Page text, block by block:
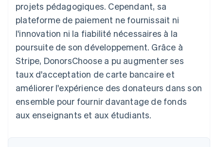
Radar
Prévention de la fraude
Atlas
Constitution de start-up
Élimination du carbone
Identity
Vérification de l'identité
Écosystème
Partenaires
Stripe App Marketplace
projets pédagogiques. Cependant, sa
plateforme de paiement ne fournissait ni
l'innovation ni la fiabilité nécessaires à la
poursuite de son développement. Grâce à
Stripe, DonorsChoose a pu augmenter ses
taux d'acceptation de carte bancaire et
améliorer l'expérience des donateurs dans son
ensemble pour fournir davantage de fonds
aux enseignants et aux étudiants.